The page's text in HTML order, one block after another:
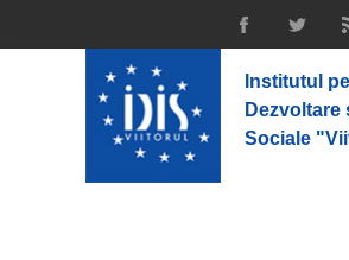
Institutul
Dezvoltare
Sociale